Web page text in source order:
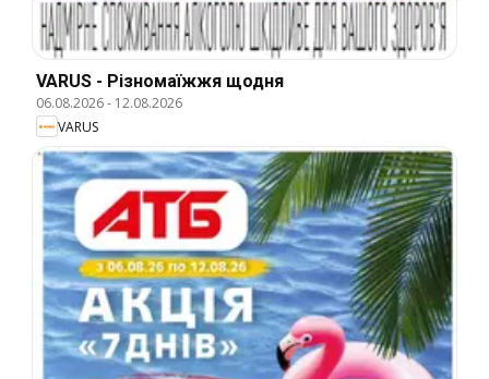
VARUS - Різномаїжжя щодня
06.08.2026- 12.08.2026
VARUS